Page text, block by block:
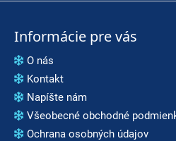
Informácie pre vás
O nás
Kontakt
Napíšte nám
Všeobecné obchodné
Ochrana osobných údajov